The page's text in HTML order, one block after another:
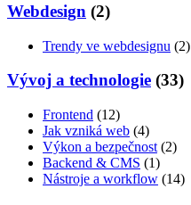
Webdesign (2)
Trendy ve webdesignu (2)
Vývoj a technologie (33)
Frontend (12)
Jak vzniká web (4)
Výkon a bezpečnost (2)
Backend & CMS (1)
Nástroje a workflow (14)